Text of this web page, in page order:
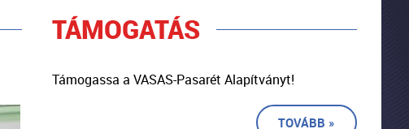
TÁMOGATÁS
Támogassa a VASAS-Pasarét Alapítványt!
TOVÁBB »